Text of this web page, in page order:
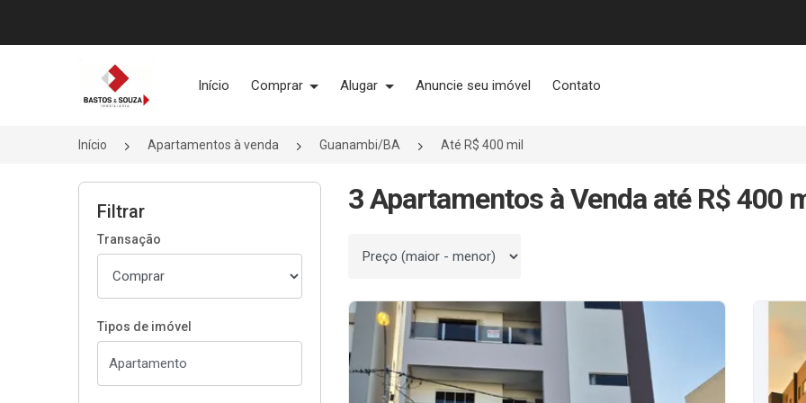
Página inicial
Início Comprar Alugar Anuncie seu imóvel Contato
Início Apartamentos à venda Guanambi/BA Até R$ 400 mil
Filtrar
Transação
Tipos de imóvel
3 Apartamentos à Venda até R$ 400
Ordenar por